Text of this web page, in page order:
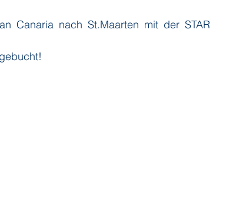
Canaria nach St.Maarten mit der STAR